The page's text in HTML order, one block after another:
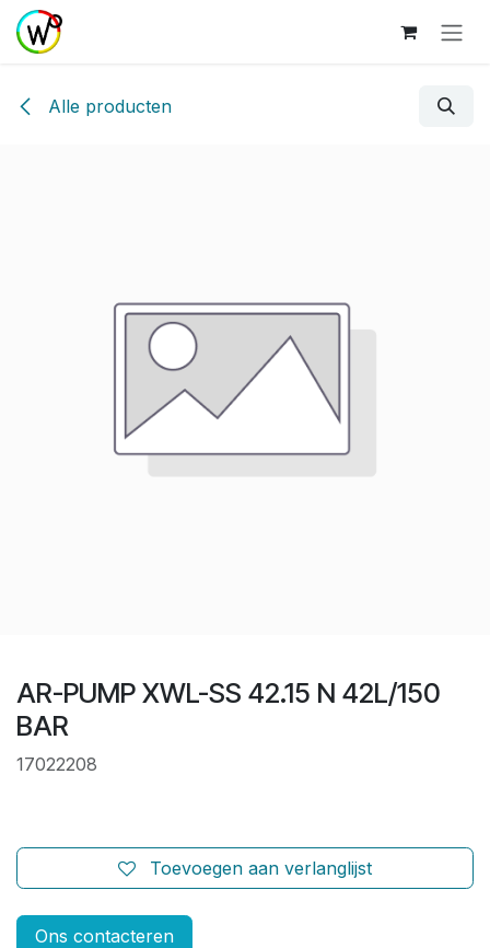
Overslaan naar inhoud
Alle producten
AR-PUMP XWL-SS 42.15 N 42L/150
BAR
17022208
Toevoegen aan verlanglijst
Ons contacteren